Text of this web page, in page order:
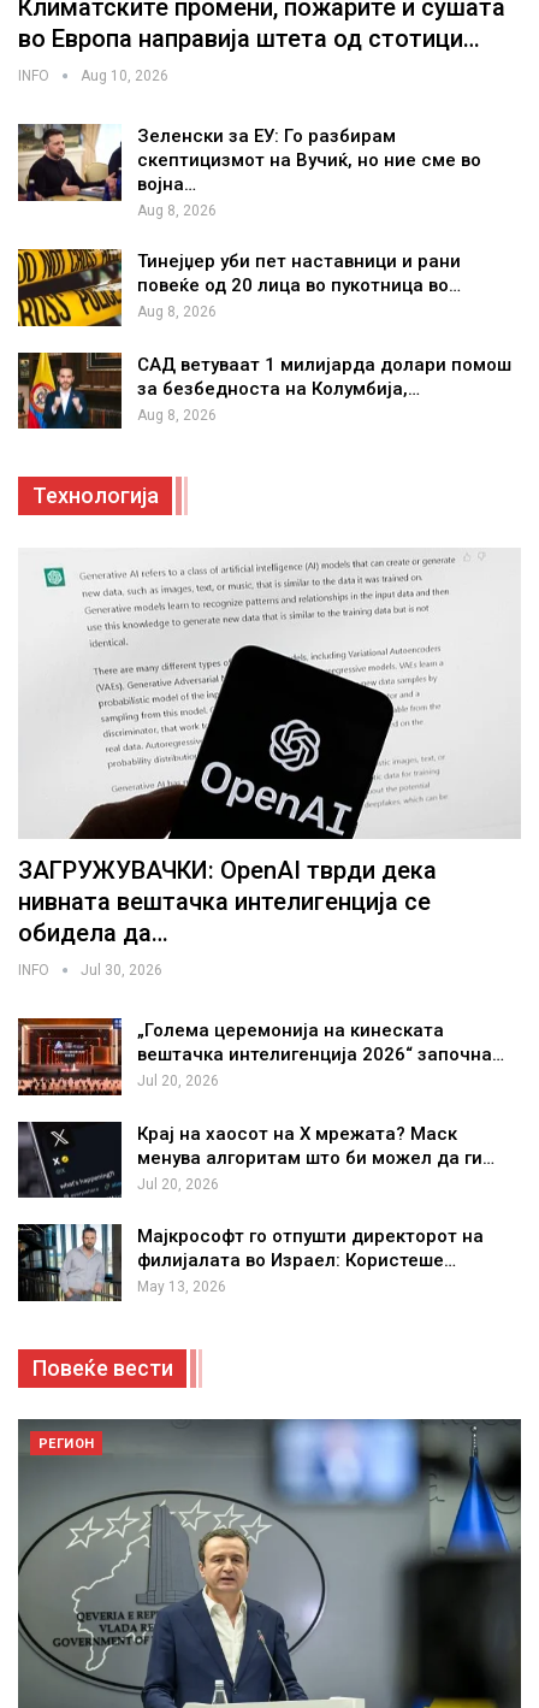
Климатските промени, пожарите и сушата
во Европа направија штета од стотици…
INFO Aug 10, 2026
Зеленски за ЕУ: Го разбирам
скептицизмот на Вучиќ, но ние сме во
војна…
Aug 8, 2026
Тинејџер уби пет наставници и рани
повеќе од 20 лица во пукотница во…
Aug 8, 2026
САД ветуваат 1 милијарда долари помош
за безбедноста на Колумбија,…
Aug 8, 2026
Технологија
ЗАГРУЖУВАЧКИ: OpenAI тврди дека
нивната вештачка интелигенција се
обидела да…
INFO Jul 30, 2026
„Голема церемонија на кинеската
вештачка интелигенција 2026“ започна…
Jul 20, 2026
Крај на хаосот на X мрежата? Маск
менува алгоритам што би можел да ги…
Jul 20, 2026
Мајкрософт го отпушти директорот на
филијалата во Израел: Користеше…
May 13, 2026
Повеќе вести
РЕГИОН